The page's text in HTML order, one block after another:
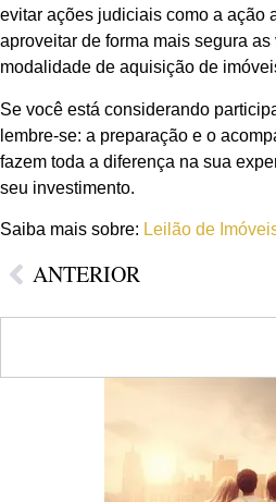
evitar ações judiciais como a ação
aproveitar de forma mais segura
modalidade de aquisição de
Se você está considerando
lembre-se: a preparação e o
fazem toda a diferença na sua
seu investimento.
Saiba mais sobre: Leilão de
ANTERIOR